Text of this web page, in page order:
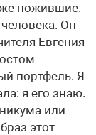
пожившие.
Он
Евгения
портфель. Я
я его знаю.
или
этот